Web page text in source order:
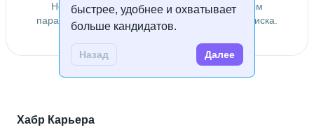
быстрее, удобнее и охватывает
больше кандидатов.
Назад Далее
Не удалось найти специалистов по заданным
параметрам. Попробуйте изменить условия поиска.
Хабр Карьера